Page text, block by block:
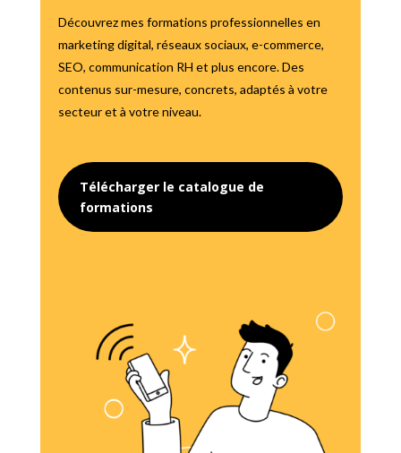
Découvrez mes formations professionnelles en
marketing digital, réseaux sociaux, e-commerce,
SEO, communication RH et plus encore. Des
contenus sur-mesure, concrets, adaptés à votre
secteur et à votre niveau.
Télécharger le catalogue de
formations